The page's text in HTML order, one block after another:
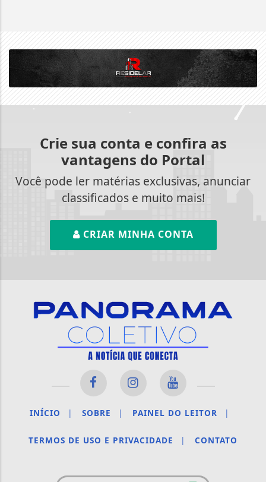
Crie sua conta e confira as
vantagens do Portal
Você pode ler matérias exclusivas, anunciar
classificados e muito mais!
CRIAR MINHA CONTA
INÍCIO | SOBRE | PAINEL DO LEITOR |
TERMOS DE USO E PRIVACIDADE | CONTATO